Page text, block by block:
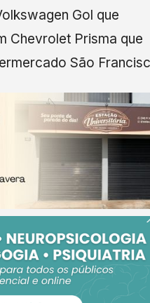
Gol que
Chevrolet Prisma que
São